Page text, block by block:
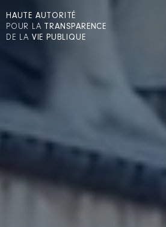
HAUTE AUTORITÉ
POUR LA TRANSPARENCE
DE LA VIE PUBLIQUE